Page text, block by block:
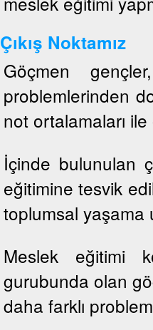
Çıkış Noktamız
Göçmen
problemlerinden
not ortalamaları
İçinde bulunulan
eğitimine tesvik
toplumsal yaşama
Meslek eğitimi
gurubunda olan
daha farklı